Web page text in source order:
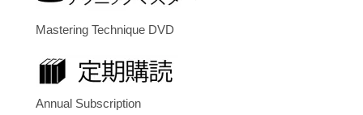
Mastering Technique DVD
Annual Subscription